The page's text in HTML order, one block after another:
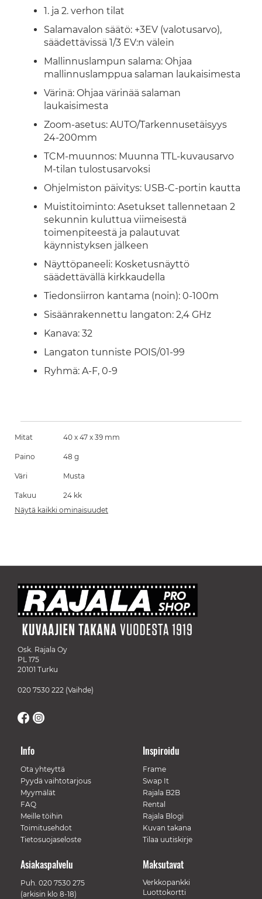
1. ja 2. verhon tilat
Salamavalon säätö: +3EV (valotusarvo),
säädettävissä 1/3 EV:n välein
Mallinnuslampun salama: Ohjaa
mallinnuslamppua salaman laukaisimesta
Värinä: Ohjaa värinää salaman
laukaisimesta
Zoom-asetus: AUTO/Tarkennusetäisyys
24-200mm
TCM-muunnos: Muunna TTL-kuvausarvo
M-tilan tulostusarvoksi
Ohjelmiston päivitys: USB-C-portin kautta
Muistitoiminto: Asetukset tallennetaan 2
sekunnin kuluttua viimeisestä
toimenpiteestä ja palautuvat
käynnistyksen jälkeen
Näyttöpaneeli: Kosketusnäyttö
säädettävällä kirkkaudella
Tiedonsiirron kantama (noin): 0-100m
Sisäänrakennettu langaton: 2,4 GHz
Kanava: 32
Langaton tunniste POIS/01-99
Ryhmä: A-F, 0-9
Mitat 40 x 47 x 39 mm
Paino 48 g
Väri Musta
Takuu
24 kk
Näytä kaikki ominaisuudet
Osk. Rajala Oy
PL 175
20101 Turku
020 7530 222 (Vaihde)
Info
Ota yhteyttä
Pyydä vaihtotarjous
Myymälät
FAQ
Meille töihin
Toimitusehdot
Tietosuojaseloste
Inspiroidu
Frame
Swap It
Rajala B2B
Rental
Rajala Blogi
Kuvan takana
Tilaa uutiskirje
Maksutavat
Verkkopankki
Luottokortti
Asiakaspalvelu
Puh. 020 7530 275
(arkisin klo 8-18)